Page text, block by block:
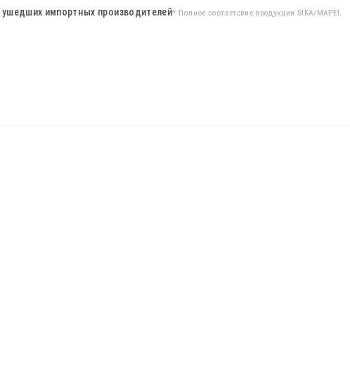
ушедших импортных производителей* Полное соответсвие продукции SIKA/MAPEI.